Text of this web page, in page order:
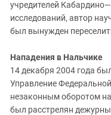
учредителей
исследований, автор
был вынужден
Нападения в Нальчике
14 декабря 2004 года
Управление
незаконным оборотом
был расстрелян